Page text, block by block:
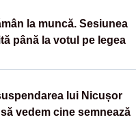
la muncă. Sesiunea
până la votul pe legea
lui Nicușor
vedem cine semnează